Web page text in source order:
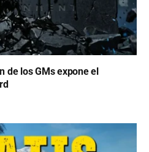
de los GMs expone el